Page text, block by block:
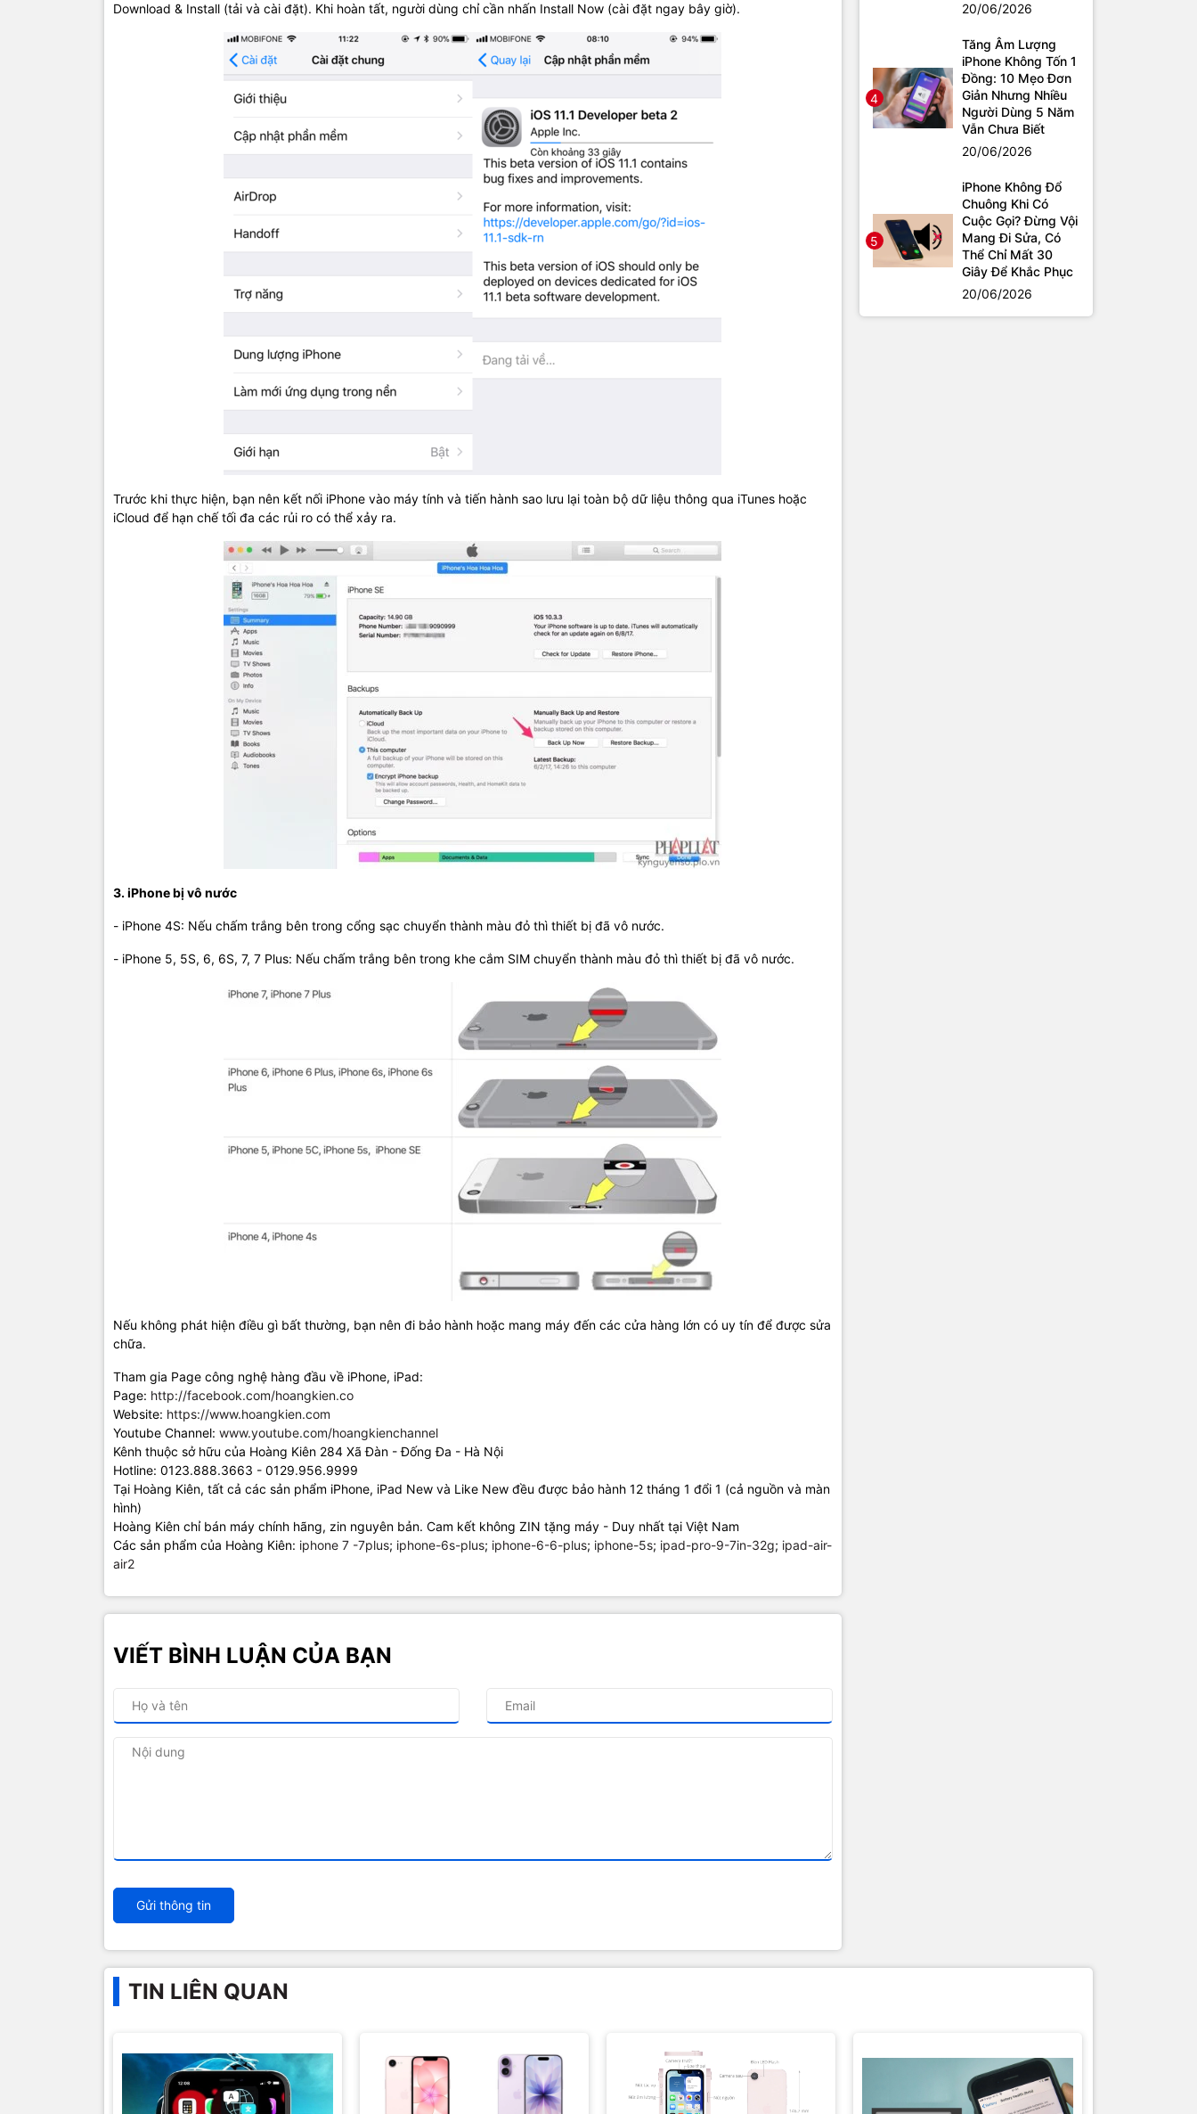
Download & Install (tải và cài đặt). Khi hoàn tất, người dùng chỉ cần nhấn Install Now (cài đặt ngay bây giờ).
Trước khi thực hiện, bạn nên kết nối iPhone vào máy tính và tiến hành sao lưu lại toàn bộ dữ liệu thông qua iTunes hoặc
iCloud để hạn chế tối đa các rủi ro có thể xảy ra.
3. iPhone bị vô nước
- iPhone 4S: Nếu chấm trắng bên trong cổng sạc chuyển thành màu đỏ thì thiết bị đã vô nước.
- iPhone 5, 5S, 6, 6S, 7, 7 Plus: Nếu chấm trắng bên trong khe cắm SIM chuyển thành màu đỏ thì thiết bị đã vô nước.
Nếu không phát hiện điều gì bất thường, bạn nên đi bảo hành hoặc mang máy đến các cửa hàng lớn có uy tín để được sửa
chữa.
Tham gia Page công nghệ hàng đầu về iPhone, iPad:
Page: http://facebook.com/hoangkien.co
Website: https://www.hoangkien.com
Youtube Channel: www.youtube.com/hoangkienchannel
Kênh thuộc sở hữu của Hoàng Kiên 284 Xã Đàn - Đống Đa - Hà Nội
Hotline: 0123.888.3663 - 0129.956.9999
Tại Hoàng Kiên, tất cả các sản phẩm iPhone, iPad New và Like New đều được bảo hành 12 tháng 1 đổi 1 (cả nguồn và màn
hình)
Hoàng Kiên chỉ bán máy chính hãng, zin nguyên bản. Cam kết không ZIN tặng máy - Duy nhất tại Việt Nam
Các sản phẩm của Hoàng Kiên: iphone 7 -7plus; iphone-6s-plus; iphone-6-6-plus; iphone-5s; ipad-pro-9-7in-32g; ipad-air-
air2
VIẾT BÌNH LUẬN CỦA BẠN
Gửi thông tin
20/06/2026
4
Tăng Âm Lượng
iPhone Không Tốn 1
Đồng: 10 Mẹo Đơn
Giản Nhưng Nhiều
Người Dùng 5 Năm
Vẫn Chưa Biết
20/06/2026
5
iPhone Không Đổ
Chuông Khi Có
Cuộc Gọi? Đừng Vội
Mang Đi Sửa, Có
Thể Chỉ Mất 30
Giây Để Khắc Phục
20/06/2026
TIN LIÊN QUAN